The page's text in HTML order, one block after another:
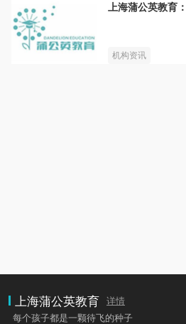
上海蒲公英教育
机构资讯
上海蒲公英教育
详情
每个孩子都是一颗待飞的种子